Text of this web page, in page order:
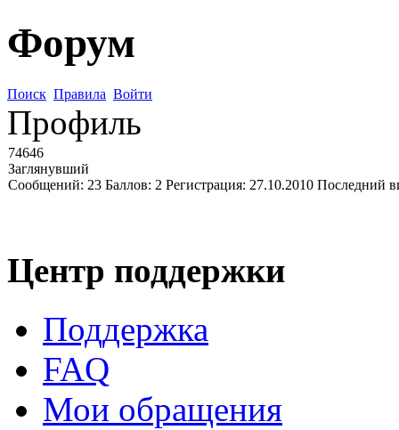
Форум
Поиск Правила Войти
Профиль
74646
Заглянувший
Сообщений: 23 Баллов: 2 Регистрация: 27.10.2010 Последний
Центр поддержки
Поддержка
FAQ
Мои обращения